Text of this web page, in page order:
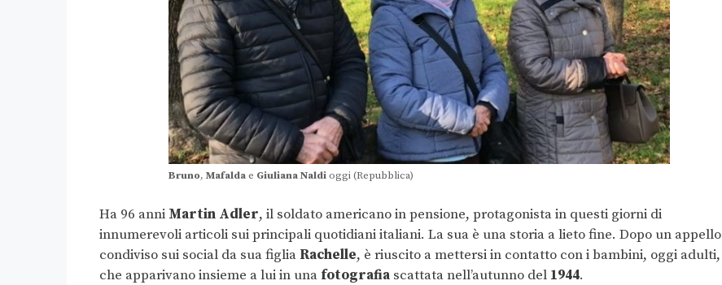
Bruno, Mafaldae Giuliana Naldioggi (Repubblica)
Ha 96 anni Martin Adler, il soldato americano in pensione, protagonista in questi giorni di
innumerevoli articoli sui principali quotidiani italiani. La sua è una storia a lieto fine. Dopo un appello
condiviso sui social da sua figlia Rachelle, è riuscito a mettersi in contatto con i bambini, oggi adulti,
che apparivano insieme a lui in una fotografia scattata nell’autunno del 1944.